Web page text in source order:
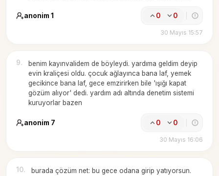
anonim 1 0 0
30 Mayıs 15:57
9.
benim kayınvalidem de böyleydi. yardıma geldim deyip
evin kraliçesi oldu. çocuk ağlayınca bana laf, yemek
gecikince bana laf, gece emzirirken bile 'ışığı kapat
gözüm alıyor' dedi. yardım adı altında denetim sistemi
kuruyorlar bazen
anonim 7 0 0
30 Mayıs 16:06
10.
burada çözüm net: bu gece odana girip yatıyorsun.